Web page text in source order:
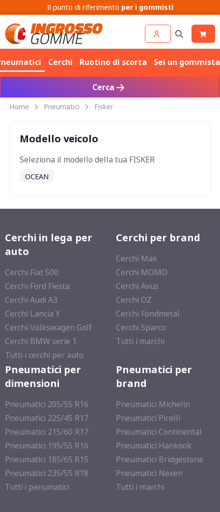
Il punto di riferimento per i gommisti
Cerchi Ruotino di scorta Sei un
Cerca
Home Pneumatici Fisker
Modello veicolo
Seleziona il modello della tua FISKER
OCEAN
Cerchi in lega per
auto
Cerchi Fiat 500
Cerchi Ford Fiesta
Cerchi Audi A3
Cerchi Lancia Y
Cerchi Volkswagen Golf
Cerchi BMW serie 1
Tutti i cerchi per auto
Cerchi per brand
Cerchi Mak
Cerchi MOMO
Cerchi Avus
Cerchi OZ
Cerchi Fondmetal
Cerchi Sparco
Tutti i marchi
Pneumatici per
dimensioni
Pneumatici 205/55 R16
Pneumatici 225/45 R17
Pneumatici 215/60 R17
Pneumatici 195/55 R16
Pneumatici 185/65 R15
Pneumatici 235/55 R18
Tutti i penumatici
Pneumatici per
brand
Pneumatici Michelin
Pneumatici Pirelli
Pneumatici Continental
Pneumatici Hankook
Pneumatici Bridgestone
Pneumatici Nexen
Tutti i marchi